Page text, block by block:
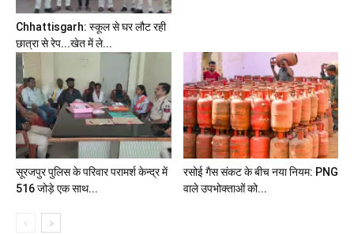
Chhattisgarh: स्कूल से घर लौट रही
छात्रा से रेप...खेत में ले...
सूरजपुर पुलिस के परिवार परामर्श केन्द्र में
516 जोड़े एक साथ...
रसोई गैस संकट के बीच नया नियम: PNG
वाले उपभोक्ताओं को...